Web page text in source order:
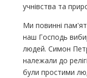
учнівства та
Ми повинні
наш Господь
людей. Симон
належали до
були простими